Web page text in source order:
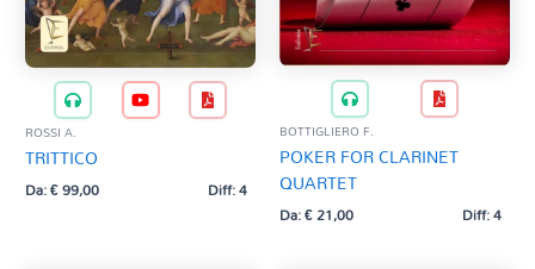
ROSSI A.
TRITTICO
Da:€99,00 Diff: 4
BOTTIGLIERO F.
POKER FOR CLARINET
QUARTET
Da:€21,00 Diff: 4